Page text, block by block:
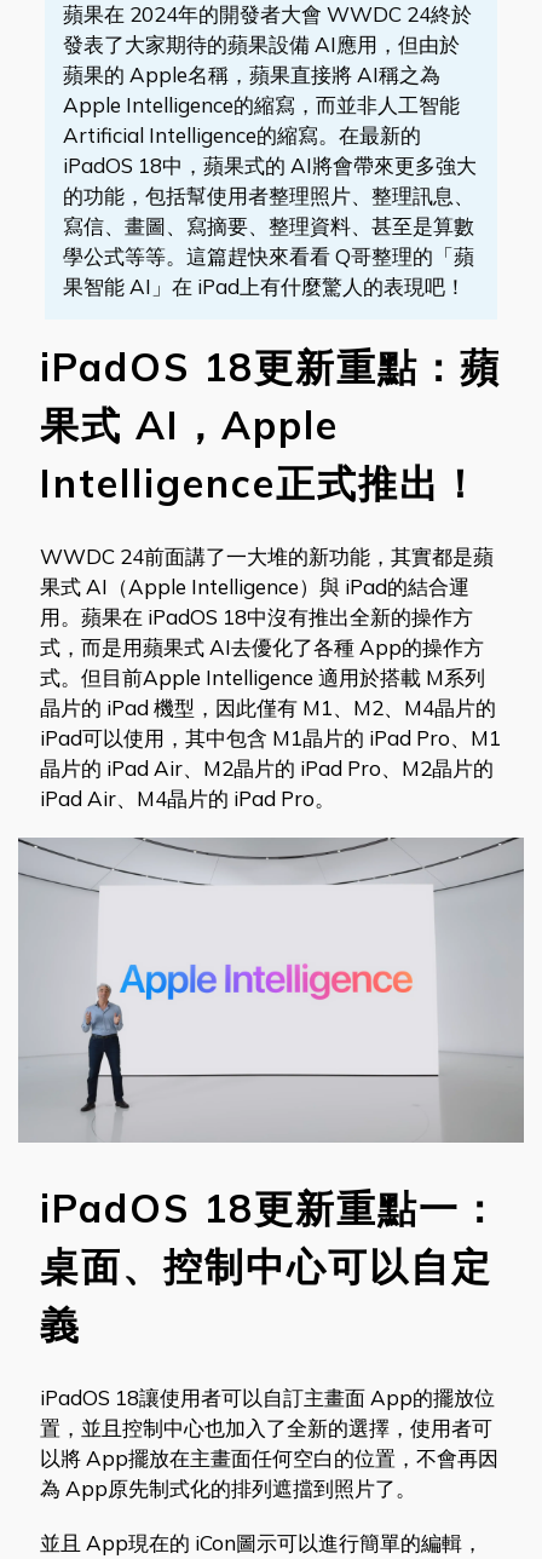
蘋果在 2024年的開發者大會 WWDC 24終於
發表了大家期待的蘋果設備 AI應用，但由於
蘋果的 Apple名稱，蘋果直接將 AI稱之為
Apple Intelligence的縮寫，而並非人工智能
Artificial Intelligence的縮寫。在最新的
iPadOS 18中，蘋果式的 AI將會帶來更多強大
的功能，包括幫使用者整理照片、整理訊息、
寫信、畫圖、寫摘要、整理資料、甚至是算數
學公式等等。這篇趕快來看看 Q哥整理的「蘋
果智能 AI」在 iPad上有什麼驚人的表現吧！
iPadOS 18更新重點：蘋
果式 AI，Apple
Intelligence正式推出！
WWDC 24前面講了一大堆的新功能，其實都是蘋
果式 AI（Apple Intelligence）與 iPad的結合運
用。蘋果在 iPadOS 18中沒有推出全新的操作方
式，而是用蘋果式 AI去優化了各種 App的操作方
式。但目前Apple Intelligence 適用於搭載 M系列
晶片的 iPad 機型，因此僅有 M1、M2、M4晶片的
iPad可以使用，其中包含 M1晶片的 iPad Pro、M1
晶片的 iPad Air、M2晶片的 iPad Pro、M2晶片的
iPad Air、M4晶片的 iPad Pro。
iPadOS 18更新重點一：
桌面、控制中心可以自定
義
iPadOS 18讓使用者可以自訂主畫面 App的擺放位
置，並且控制中心也加入了全新的選擇，使用者可
以將 App擺放在主畫面任何空白的位置，不會再因
為 App原先制式化的排列遮擋到照片了。
並且 App現在的 iCon圖示可以進行簡單的編輯，